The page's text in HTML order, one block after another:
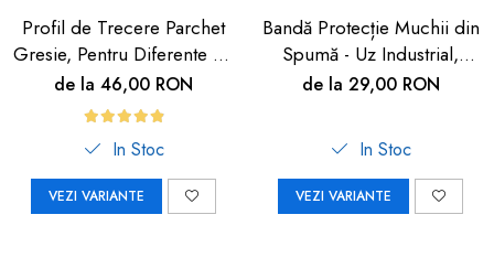
Profil de Trecere Parchet
Gresie, Pentru Diferente de
Nivel, Autoadeziv, Culoare
Lemn Deschis, 90cm
de la 46,00 RON
In Stoc
VEZI VARIANTE
Bandă Protecție Muchii din
Spumă - Uz Industrial,
Crem, 90cm | Car Boy
de la 29,00 RON
In Stoc
VEZI VARIANTE